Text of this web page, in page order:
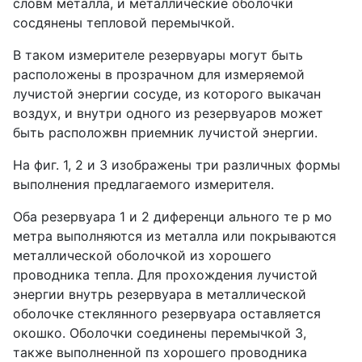
словм металла, и металлические оболочки
сосдянены тепловой перемычкой.
В таком измерителе резервуары могут быть
расположены в прозрачном для измеряемой
лучистой энергии сосуде, из которого выкачан
воздух, и внутри одного из резервуаров может
быть расположвн приемник лучистой энергии.
На фиг. 1, 2 и 3 изображены три различных формы
выполнения предлагаемого измерителя.
Оба резервуара 1 и 2 диференци ального те р мо
метра выполняются из металла или покрываются
металлической оболочкой из хорошего
проводника тепла. Для прохождения лучистой
энергии внутрь резервуара в металлической
оболочке стеклянного резервуара оставляется
окошко. Оболочки соединены перемычкой 3,
также выполненной пз хорошего проводника